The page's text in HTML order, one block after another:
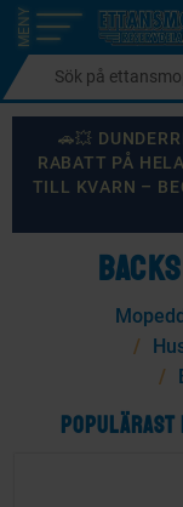
Meny
🚗💥
RABATT PÅ
TILL KVARN –